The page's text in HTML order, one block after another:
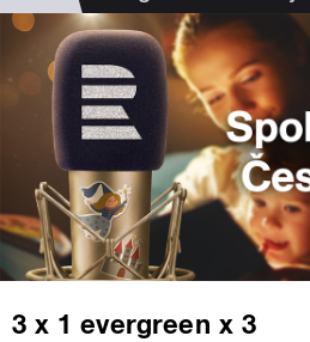
3 x 1 evergreen x 3